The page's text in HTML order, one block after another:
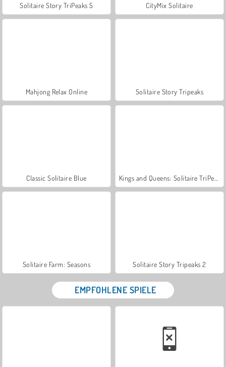
Solitaire Story TriPeaks 5 CityMix Solitaire
Mahjong Relax Online Solitaire Story Tripeaks
Classic Solitaire Blue
Solitaire Farm: Seasons Solitaire Story Tripeaks 2
EMPFOHLENE SPIELE